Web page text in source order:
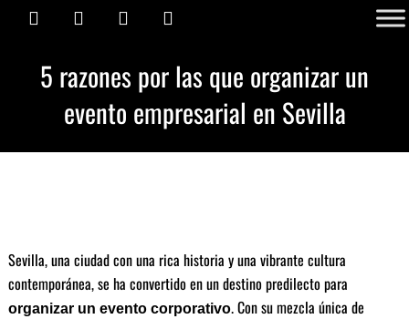
contenido
I
n
m
F
a
b
o
Y
o
u
e
L
i
e
i
n
5 razones por las que organizar un
evento empresarial en Sevilla
Sevilla, una ciudad con una rica historia y una vibrante cultura
contemporánea, se ha convertido en un destino predilecto para
organizar un evento corporativo. Con su mezcla única de